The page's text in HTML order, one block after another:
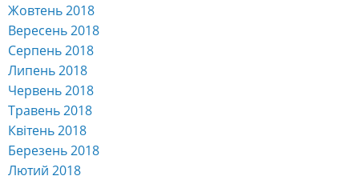
Жовтень 2018
Вересень 2018
Серпень 2018
Липень 2018
Червень 2018
Травень 2018
Квітень 2018
Березень 2018
Лютий 2018